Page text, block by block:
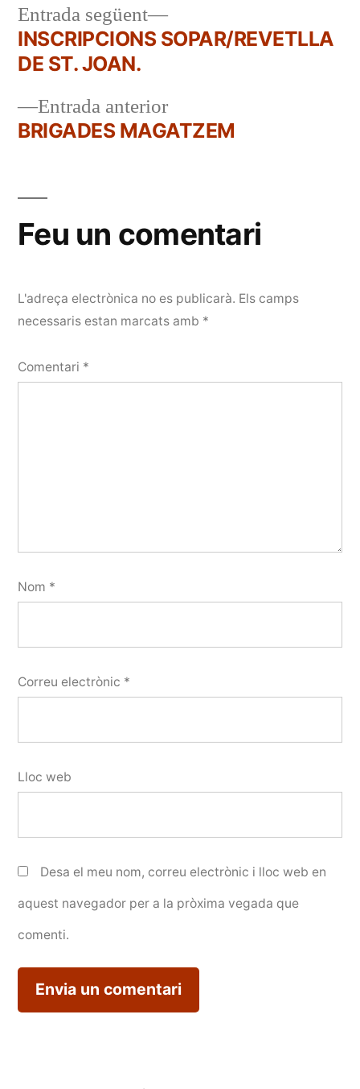
Navegació
d'entrades
Entrada anteriorEntrada
anterior:
BRIGADES MAGATZEM
Entrada següent
Entrada
següent:
INSCRIPCIONS SOPAR/REVETLLA
DE ST. JOAN.
Feu un comentari
L'adreça electrònica no es publicarà. Els camps
necessaris estan marcats amb *
Comentari *
Nom *
Correu electrònic *
Lloc web
Desa el meu nom, correu electrònic i lloc web en
aquest navegador per a la pròxima vegada que
comenti.